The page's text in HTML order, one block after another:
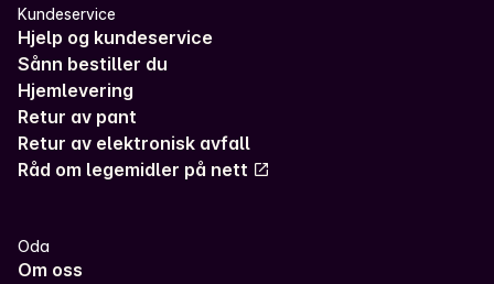
Kundeservice
Hjelp og kundeservice
Sånn bestiller du
Hjemlevering
Retur av pant
Retur av elektronisk avfall
Råd om legemidler på nett
Oda
Om oss